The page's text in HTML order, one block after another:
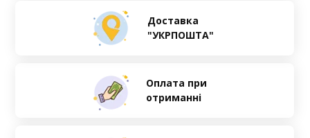
Оплата при
отриманні
Доставка
"УКРПОШТА"